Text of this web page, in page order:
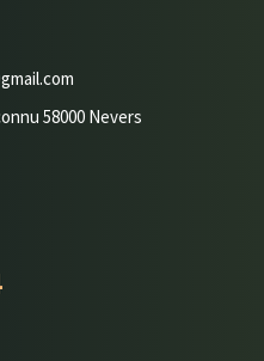
58000 Nevers